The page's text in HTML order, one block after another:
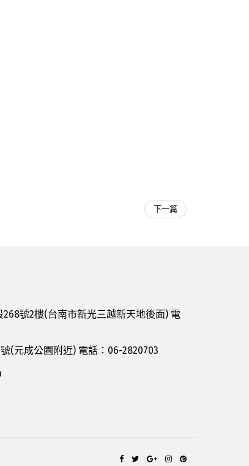
下一篇
號2樓(台南市新光三越新天地後面) 電
(元成公園附近) 電話：06-2820703